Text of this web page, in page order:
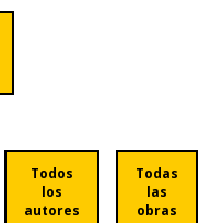
Todos
los
autores
Todas
las
obras